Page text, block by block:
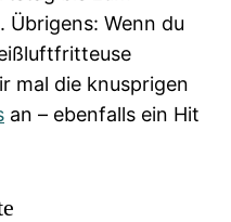
Übrigens: Wenn du
mal die knusprigen
an – ebenfalls ein Hit